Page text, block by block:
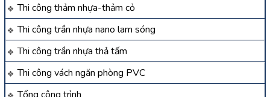
Thi công thảm nhựa-thảm cỏ
Thi công trần nhựa nano lam sóng
Thi công trần nhựa thả tấm
Thi công vách ngăn phòng PVC